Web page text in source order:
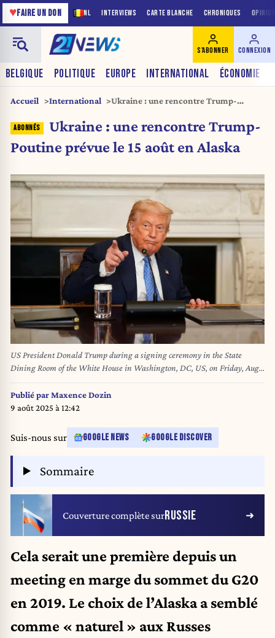
NL INTERVIEWS CARTE BLANCHE CHRONIQUES
♥FAIRE UN DON
BELGIQUE POLITIQUE EUROPE INTERNATIONAL ÉCONOMIE
S'ABONNER CONNEXION
Accueil International
Ukraine : une rencontre Trump-
Ukraine : une rencontre Trump-
Poutine prévue le 15 août en Alaska
US President Donald Trump during a signing ceremony in the State
Dining Room of the White House in Washington, DC, US, on Friday, Aug.
8, 2025. US President Trump said he would host the leaders of Armenia
and Azerbaijan for a peace summit with expectation that the pair will sign
an agreement seeking to end decades of conflict between the South
Publié parMaxence Dozin
9 août 2025 à 12:42
Suis-nous sur GOOGLE NEWS GOOGLE DISCOVER
Sommaire
Couverture complète surRUSSIE
Cela serait une première depuis un
meeting en marge du sommet du G20
en 2019. Le choix de l’Alaska a semblé
comme « naturel » aux Russes